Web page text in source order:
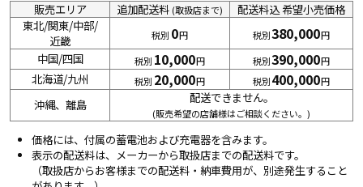
販売エリア 追加配送料 (取扱店まで) 配送料込 希望小売価格
東北/関東/中部/
近畿
0 380,000
中国/四国 10,000 390,000
北海道/九州 20,000 400,000
沖縄、 離島 配送できません。
(販売希望の店舗様はご相談ください。)
価格には、付属の蓄電池および充電器を含みます。
表示の配送料は、メーカーから取扱店までの配送料です。
（取扱店からお客様までの配送料・納車費用が、別途発生すること